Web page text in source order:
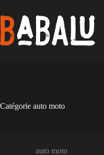
contenu
Catégorie auto moto
auto moto